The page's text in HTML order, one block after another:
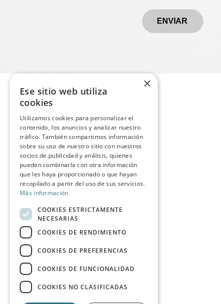
ENVIAR
×
Ese sitio web utiliza
cookies
Utilizamos cookies para personalizar el
contenido, los anuncios y analizar nuestro
tráfico. También compartimos información
sobre su uso de nuestro sitio con nuestros
socios de publicidad y análisis, quienes
pueden combinarla con otra información
que les haya proporcionado o que hayan
recopilado a partir del uso de sus servicios.
Más información
COOKIES ESTRICTAMENTE
NECESARIAS
COOKIES DE RENDIMIENTO
COOKIES DE PREFERENCIAS
COOKIES DE FUNCIONALIDAD
COOKIES NO CLASIFICADAS